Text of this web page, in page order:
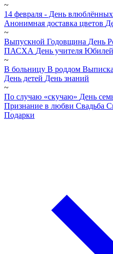
~
14 февраля - День влюблённых
Анонимная доставка цветов
~
Выпускной Годовщина День
ПАСХА День учителя Юбилей
~
В больницу В роддом Выписка
День детей День знаний
~
По случаю «скучаю» День
Признание в любви Свадьба
Подарки